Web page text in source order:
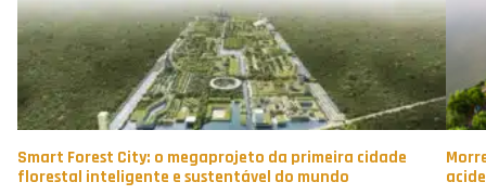
Smart Forest City: o megaprojeto da primeira cidade
florestal inteligente e sustentável do mundo